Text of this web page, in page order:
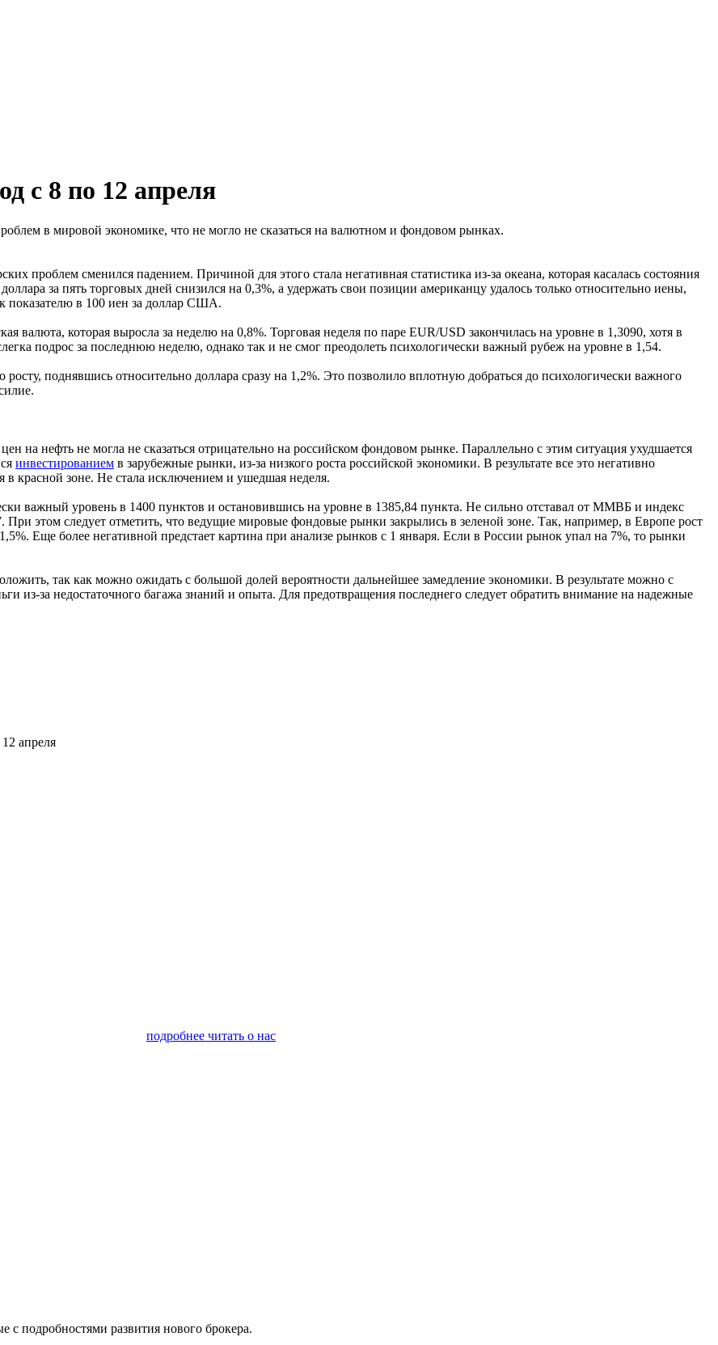
с 8 по 12 апреля
в мировой экономике, что не могло не сказаться на валютном и фондовом рынках.
проблем сменился падением. Причиной для этого стала негативная статистика из-за океана, которая касалась состояния
за пять торговых дней снизился на 0,3%, а удержать свои позиции американцу удалось только относительно иены,
показателю в 100 иен за доллар США.
валюта, которая выросла за неделю на 0,8%. Торговая неделя по паре EUR/USD закончилась на уровне в 1,3090, хотя в
подрос за последнюю неделю, однако так и не смог преодолеть психологически важный рубеж на уровне в 1,54.
поднявшись относительно доллара сразу на 1,2%. Это позволило вплотную добраться до психологически важного
на нефть не могла не сказаться отрицательно на российском фондовом рынке. Параллельно с этим ситуация ухудшается
инвестированием в зарубежные рынки, из-за низкого роста российской экономики. В результате все это негативно
в красной зоне. Не стала исключением и ушедшая неделя.
важный уровень в 1400 пунктов и остановившись на уровне в 1385,84 пункта. Не сильно отставал от ММВБ и индекс
этом следует отметить, что ведущие мировые фондовые рынки закрылись в зеленой зоне. Так, например, в Европе рост
Еще более негативной предстает картина при анализе рынков с 1 января. Если в России рынок упал на 7%, то рынки
так как можно ожидать с большой долей вероятности дальнейшее замедление экономики. В результате можно с
из-за недостаточного багажа знаний и опыта. Для предотвращения последнего следует обратить внимание на надежные
апреля
подробнее читать о нас
с подробностями развития нового брокера.